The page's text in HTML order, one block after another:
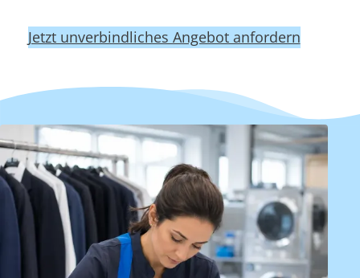
Jetzt unverbindliches Angebot anfordern